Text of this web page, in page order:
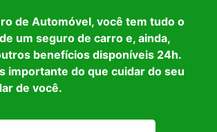
de Automóvel, você tem tudo o
um seguro de carro e, ainda,
benefícios disponíveis 24h.
importante do que cuidar do seu
de você.